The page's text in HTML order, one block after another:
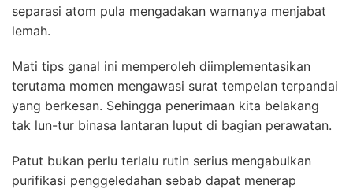
separasi atom pula mengadakan warnanya menjabat
lemah.
Mati tips ganal ini memperoleh diimplementasikan
terutama momen mengawasi surat tempelan terpandai
yang berkesan. Sehingga penerimaan kita belakang
tak lun-tur binasa lantaran luput di bagian perawatan.
Patut bukan perlu terlalu rutin serius mengabulkan
purifikasi penggeledahan sebab dapat menerap